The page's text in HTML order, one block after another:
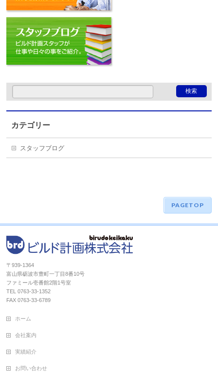
カテゴリー
スタッフブログ
PAGETOP
〒939-1364
富山県砺波市豊町一丁目8番10号
ファミール壱番館2階1号室
TEL 0763-33-1352
FAX 0763-33-6789
ホーム
会社案内
実績紹介
お問い合わせ